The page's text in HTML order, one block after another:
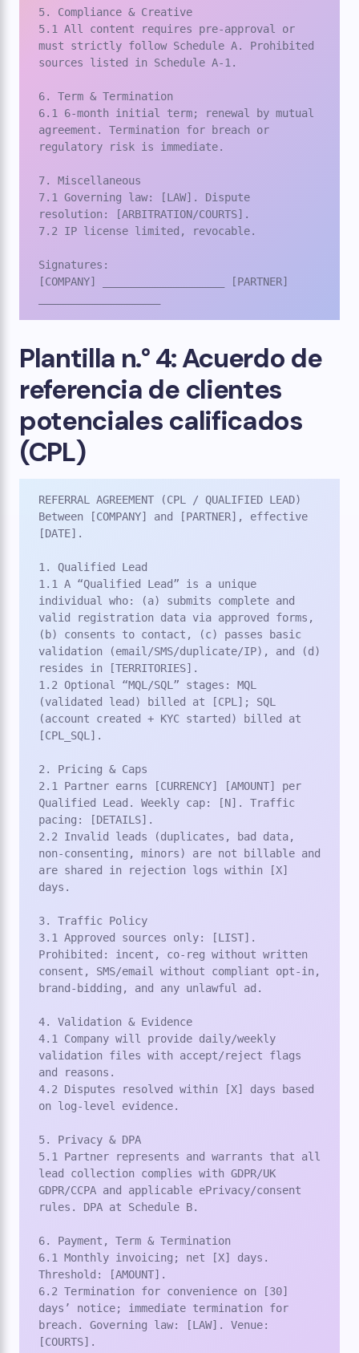
5. Compliance & Creative
5.1 All content requires pre-approval or
must strictly follow Schedule A. Prohibited
sources listed in Schedule A-1.
6. Term & Termination
6.1 6-month initial term; renewal by mutual
agreement. Termination for breach or
regulatory risk is immediate.
7. Miscellaneous
7.1 Governing law: [LAW]. Dispute
resolution: [ARBITRATION/COURTS].
7.2 IP license limited, revocable.
Signatures:
[COMPANY] ___________________ [PARTNER]
Plantilla n.° 4: Acuerdo de
referencia de clientes
potenciales calificados
(CPL)
REFERRAL AGREEMENT (CPL / QUALIFIED LEAD)
Between [COMPANY] and [PARTNER], effective
[DATE].
1. Qualified Lead
1.1 A “Qualified Lead” is a unique
individual who: (a) submits complete and
valid registration data via approved forms,
(b) consents to contact, (c) passes basic
validation (email/SMS/duplicate/IP), and (d)
resides in [TERRITORIES].
1.2 Optional “MQL/SQL” stages: MQL
(validated lead) billed at [CPL]; SQL
(account created + KYC started) billed at
[CPL_SQL].
2. Pricing & Caps
2.1 Partner earns [CURRENCY] [AMOUNT] per
Qualified Lead. Weekly cap: [N]. Traffic
pacing: [DETAILS].
2.2 Invalid leads (duplicates, bad data,
non-consenting, minors) are not billable and
are shared in rejection logs within [X]
days.
3. Traffic Policy
3.1 Approved sources only: [LIST].
Prohibited: incent, co-reg without written
consent, SMS/email without compliant opt-in,
brand-bidding, and any unlawful ad.
4. Validation & Evidence
4.1 Company will provide daily/weekly
validation files with accept/reject flags
and reasons.
4.2 Disputes resolved within [X] days based
on log-level evidence.
5. Privacy & DPA
5.1 Partner represents and warrants that all
lead collection complies with GDPR/UK
GDPR/CCPA and applicable ePrivacy/consent
rules. DPA at Schedule B.
6. Payment, Term & Termination
6.1 Monthly invoicing; net [X] days.
Threshold: [AMOUNT].
6.2 Termination for convenience on [30]
days’ notice; immediate termination for
breach. Governing law: [LAW]. Venue:
[COURTS].